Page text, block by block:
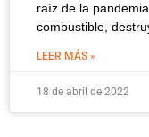
raíz de la
combustible,
LEER MÁS »
18 de abril de 2022